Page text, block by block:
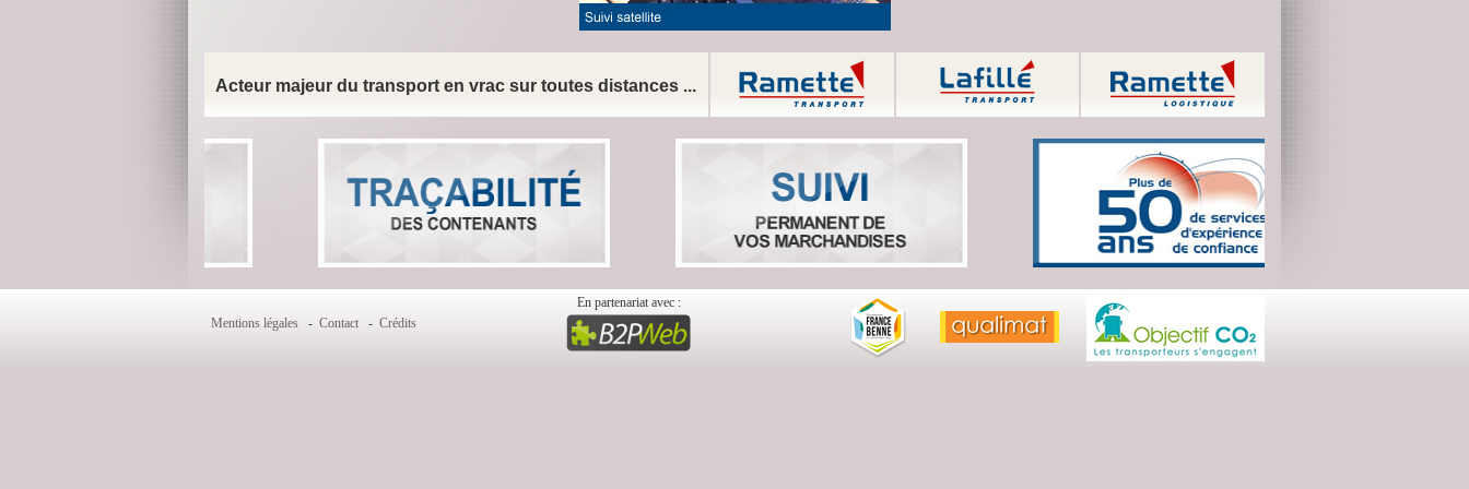
Acteur majeur du transport en vrac sur toutes distances ...
Mentions légales - Contact - Crédits
En partenariat avec :